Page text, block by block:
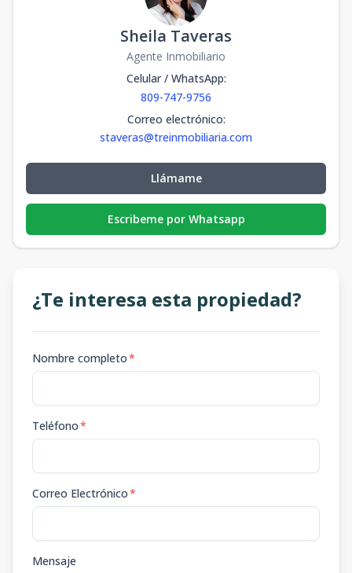
Sheila Taveras
Agente Inmobiliario
Celular / WhatsApp:
809-747-9756
Correo electrónico:
staveras@treinmobiliaria.com
Llámame
Escribeme por Whatsapp
¿Te interesa esta propiedad?
Nombre completo*
Teléfono*
Correo Electrónico*
Mensaje